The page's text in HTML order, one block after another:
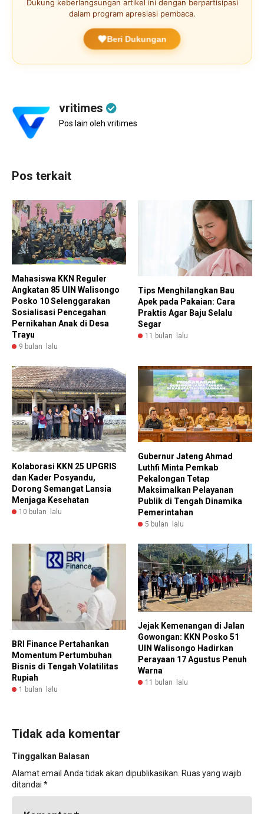
Dukung keberlangsungan artikel ini dengan berpartisipasi
dalam program apresiasi pembaca.
Beri Dukungan
vritimes
Pos lain oleh vritimes
Pos terkait
Mahasiswa KKN Reguler
Angkatan 85 UIN Walisongo
Posko 10 Selenggarakan
Sosialisasi Pencegahan
Pernikahan Anak di Desa
Trayu
9 bulan lalu
Tips Menghilangkan Bau
Apek pada Pakaian: Cara
Praktis Agar Baju Selalu
Segar
11 bulan lalu
Kolaborasi KKN 25 UPGRIS
dan Kader Posyandu,
Dorong Semangat Lansia
Menjaga Kesehatan
10 bulan lalu
Gubernur Jateng Ahmad
Luthfi Minta Pemkab
Pekalongan Tetap
Maksimalkan Pelayanan
Publik di Tengah Dinamika
Pemerintahan
5 bulan lalu
BRI Finance Pertahankan
Momentum Pertumbuhan
Bisnis di Tengah Volatilitas
Rupiah
1 bulan lalu
Jejak Kemenangan di Jalan
Gowongan: KKN Posko 51
UIN Walisongo Hadirkan
Perayaan 17 Agustus Penuh
Warna
11 bulan lalu
Tidak ada komentar
Tinggalkan Balasan
Alamat email Anda tidak akan dipublikasikan. Ruas yang wajib
ditandai *